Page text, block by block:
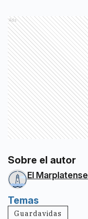
Ads
Sobre el autor
El Marplatense
Temas
Guardavidas